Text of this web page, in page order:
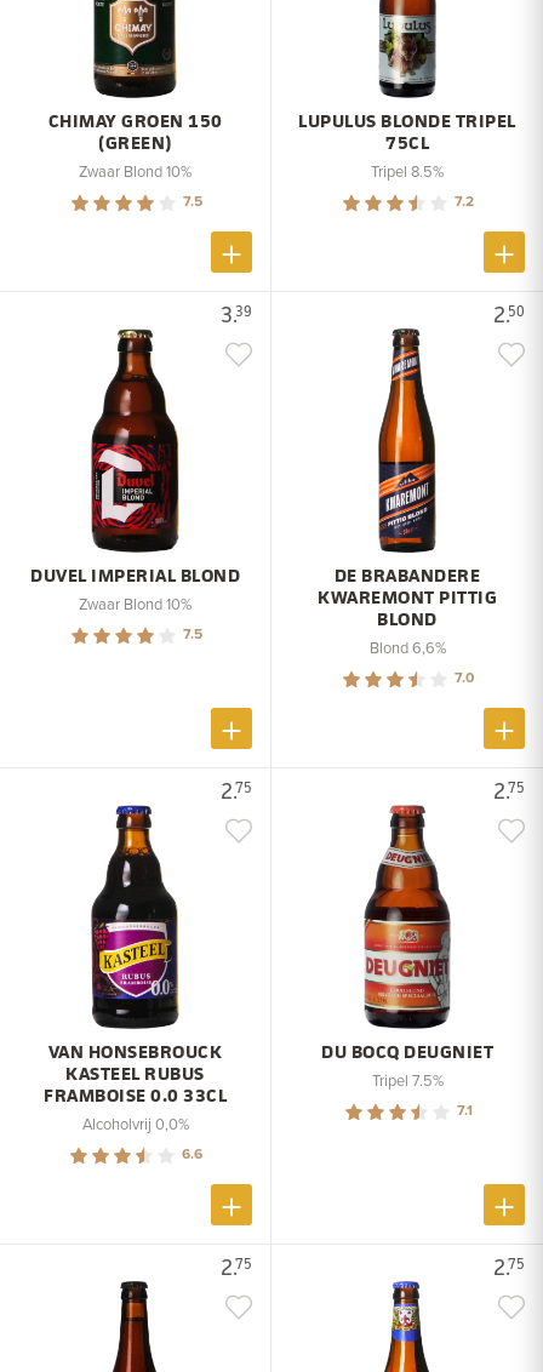
CHIMAY GROEN 150
(GREEN)
Zwaar Blond 10%
7.5
LUPULUS BLONDE TRIPEL
75CL
Tripel 8.5%
7.2
3.39
DUVEL IMPERIAL BLOND
Zwaar Blond 10%
7.5
2.50
DE BRABANDERE
KWAREMONT PITTIG
BLOND
Blond 6,6%
7.0
2.75
VAN HONSEBROUCK
KASTEEL RUBUS
FRAMBOISE 0.0 33CL
Alcoholvrij 0,0%
6.6
2.75
DU BOCQ DEUGNIET
Tripel 7.5%
7.1
2.75 2.75